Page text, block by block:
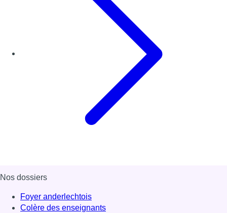
Nos dossiers
Foyer anderlechtois
Colère des enseignants